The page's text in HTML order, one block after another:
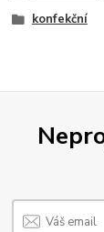
konfekční